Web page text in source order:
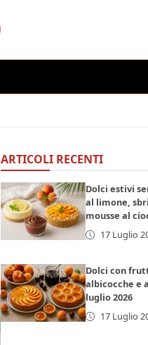
ARTICOLI RECENTI
Dolci estivi
al limone,
mousse al
17 Luglio
Dolci con
albicocche e
luglio 2026
17 Luglio